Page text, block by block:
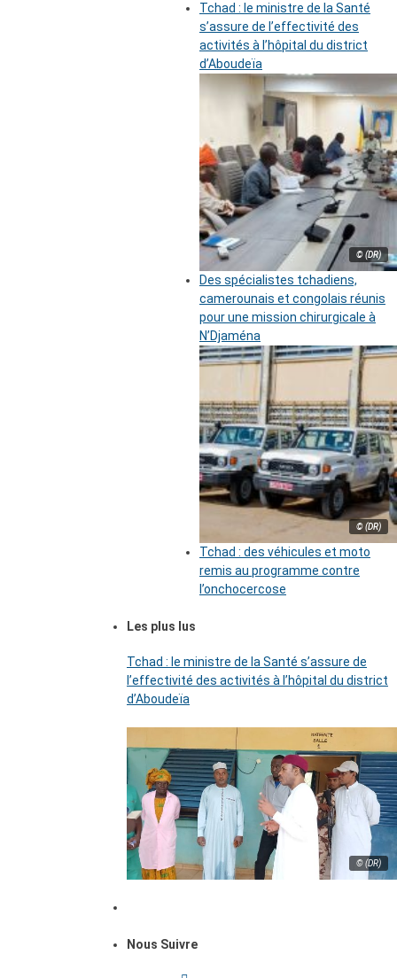
Tchad : le ministre de la Santé
s’assure de l’effectivité des
activités à l’hôpital du district
d’Aboudeïa
© (DR)
Des spécialistes tchadiens,
camerounais et congolais réunis
pour une mission chirurgicale à
N’Djaména
© (DR)
Tchad : des véhicules et moto
remis au programme contre
l’onchocercose
Les plus lus
Tchad : le ministre de la Santé s’assure de
l’effectivité des activités à l’hôpital du district
d’Aboudeïa
© (DR)
Nous Suivre